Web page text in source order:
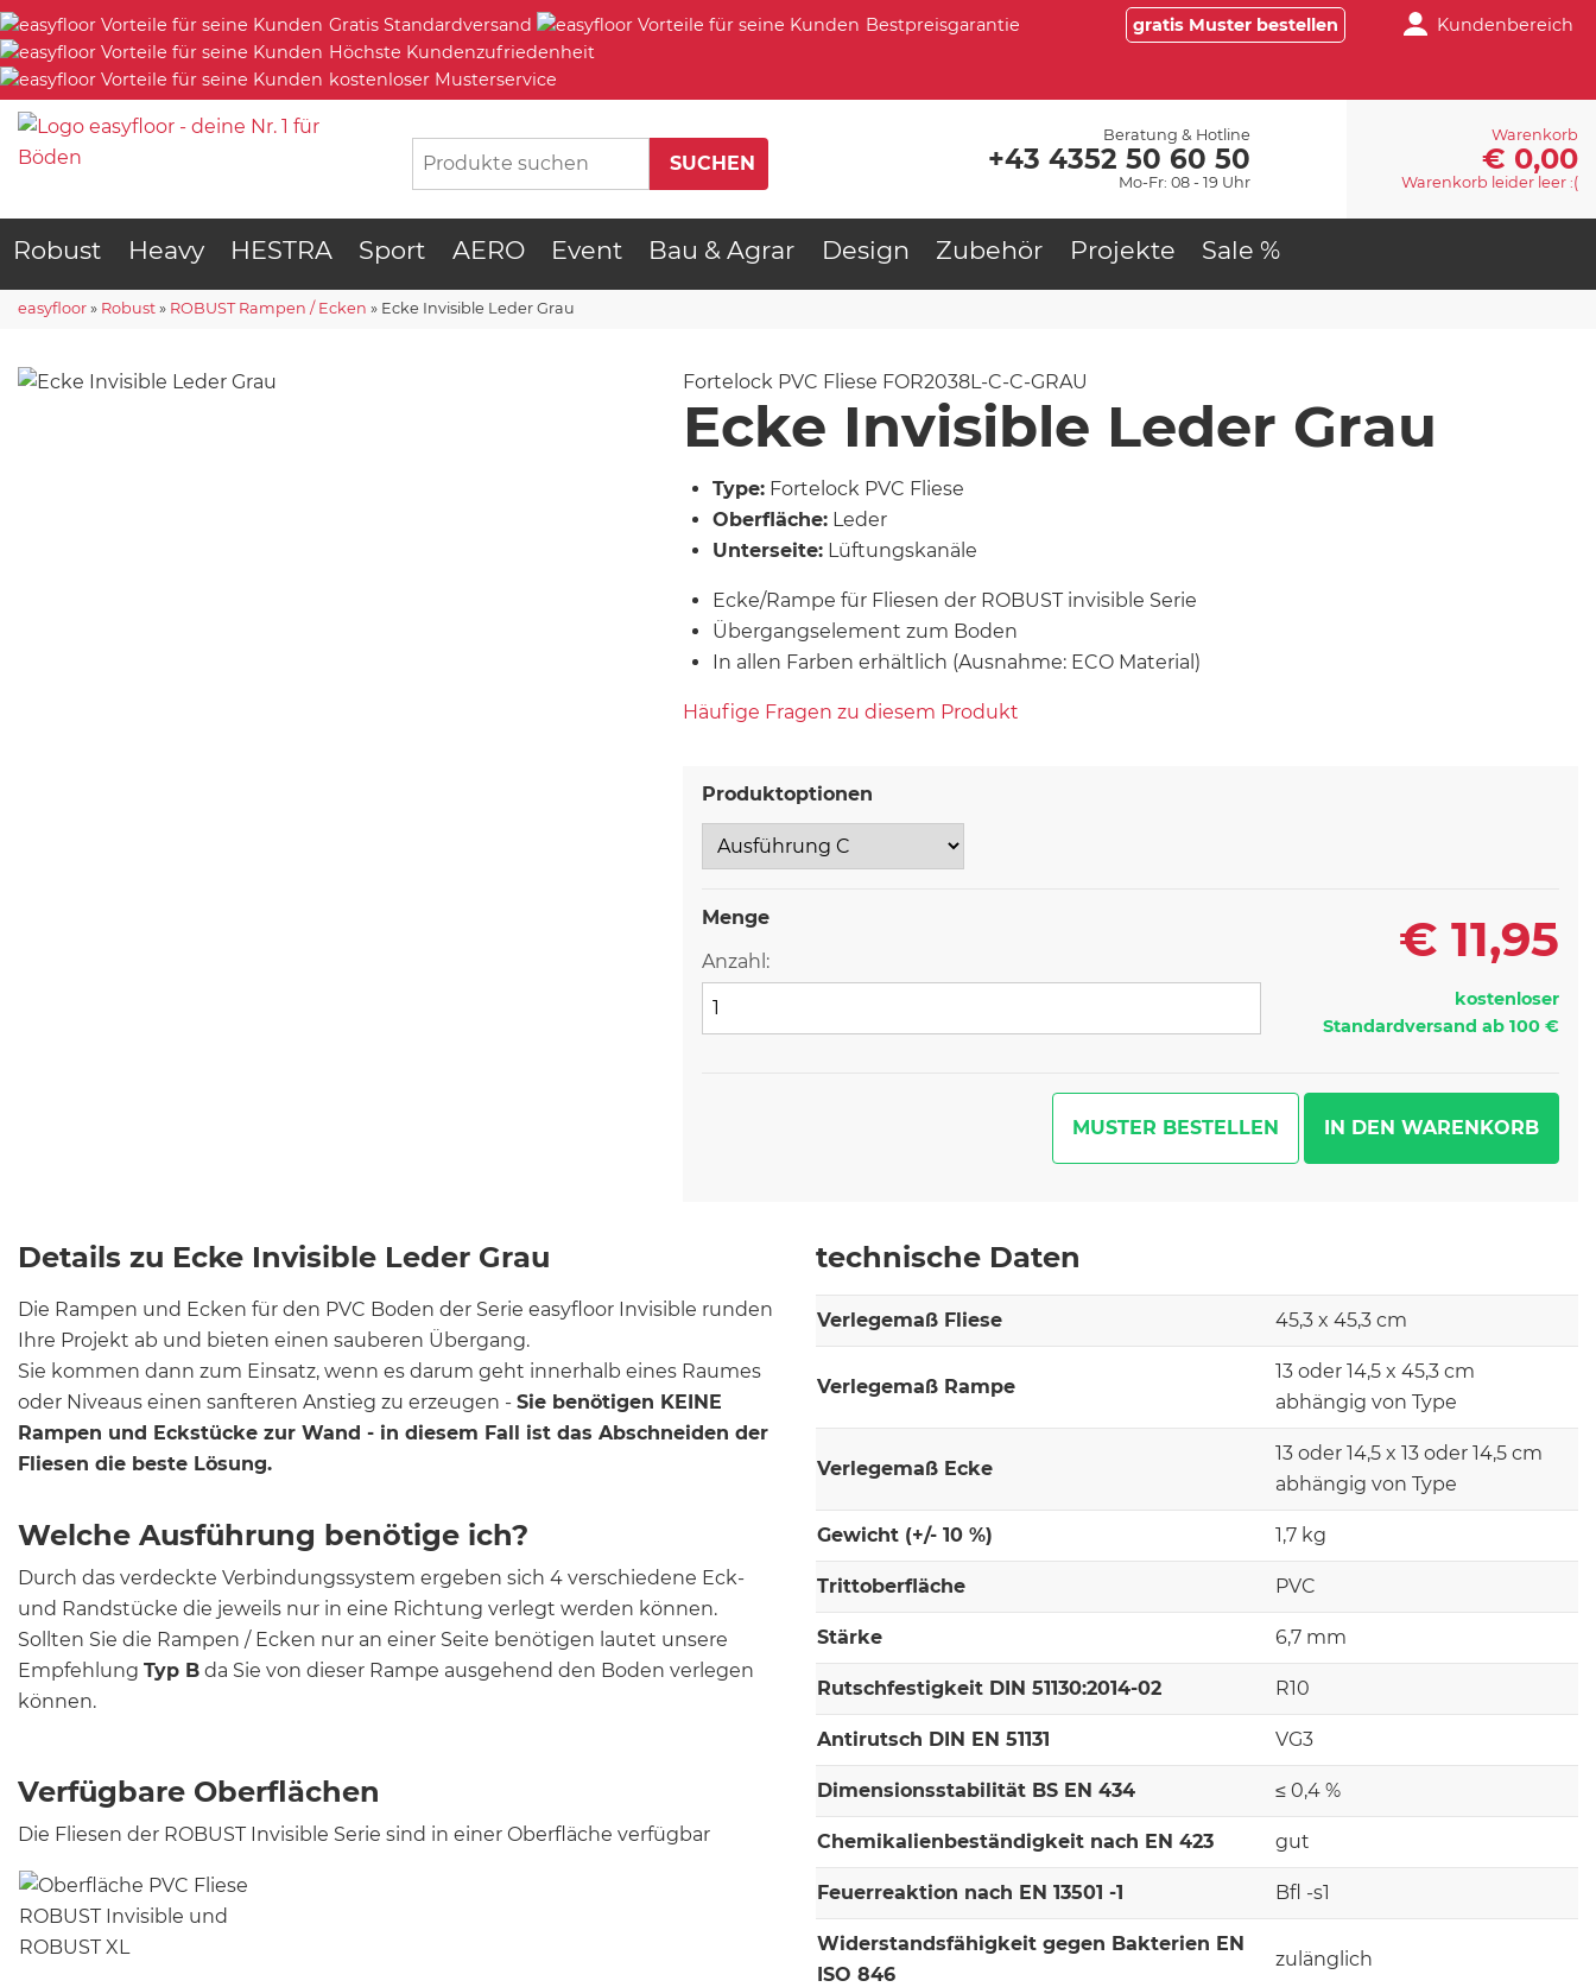
Gratis Standardversand
Bestpreisgarantie
Höchste Kundenzufriedenheit
kostenloser Musterservice
gratis Muster bestellen Kundenbereich
Beratung & Hotline
+43 4352 50 60 50
Mo-Fr: 08 - 19 Uhr
Warenkorb
€ 0,00
Warenkorb leider leer :(
Robust Heavy HESTRA Sport AERO Event Bau & Agrar Design Zubehör Projekte Sale %
easyfloor » Robust » ROBUST Rampen / Ecken » Ecke Invisible Leder Grau
Fortelock PVC Fliese FOR2038L-C-C-GRAU
Ecke Invisible Leder Grau
Type: Fortelock PVC Fliese
Oberfläche: Leder
Unterseite: Lüftungskanäle
Ecke/Rampe für Fliesen der ROBUST invisible Serie
Übergangselement zum Boden
In allen Farben erhältlich (Ausnahme: ECO Material)
Häufige Fragen zu diesem Produkt
Produktoptionen
Menge
Anzahl:
€ 11,95
kostenloser
Standardversand ab 100 €
MUSTER BESTELLEN
Details zu Ecke Invisible Leder Grau
Die Rampen und Ecken für den PVC Boden der Serie easyfloor Invisible runden
Ihre Projekt ab und bieten einen sauberen Übergang.
Sie kommen dann zum Einsatz, wenn es darum geht innerhalb eines Raumes
oder Niveaus einen sanfteren Anstieg zu erzeugen - Sie benötigen KEINE
Rampen und Eckstücke zur Wand - in diesem Fall ist das Abschneiden der
Fliesen die beste Lösung.
Welche Ausführung benötige ich?
Durch das verdeckte Verbindungssystem ergeben sich 4 verschiedene Eck-
und Randstücke die jeweils nur in eine Richtung verlegt werden können.
Sollten Sie die Rampen / Ecken nur an einer Seite benötigen lautet unsere
Empfehlung Typ B da Sie von dieser Rampe ausgehend den Boden verlegen
können.
Verfügbare Oberflächen
Die Fliesen der ROBUST Invisible Serie sind in einer Oberfläche verfügbar
technische Daten
Verlegemaß Fliese 45,3 x 45,3 cm
Verlegemaß Rampe
13 oder 14,5 x 45,3 cm
abhängig von Type
Verlegemaß Ecke
13 oder 14,5 x 13 oder 14,5 cm
abhängig von Type
Gewicht (+/- 10 %) 1,7 kg
Trittoberfläche PVC
Stärke 6,7 mm
Rutschfestigkeit DIN 51130:2014-02 R10
Antirutsch DIN EN 51131 VG3
Dimensionsstabilität BS EN 434 ≤ 0,4 %
Chemikalienbeständigkeit nach EN 423 gut
Feuerreaktion nach EN 13501 -1 Bfl -s1
Widerstandsfähigkeit gegen Bakterien EN
ISO 846
zulänglich